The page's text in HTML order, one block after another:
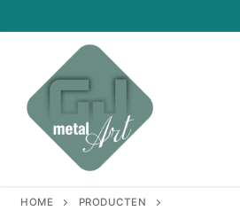
naar
HOME
PRODUCTEN